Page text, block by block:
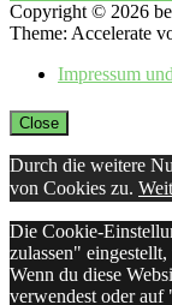
Copyright © 2026
Theme: Accelerate
Impressum
Close
Durch die weitere
von Cookies zu.
Die Cookie-
zulassen"
Wenn du diese
verwendest oder